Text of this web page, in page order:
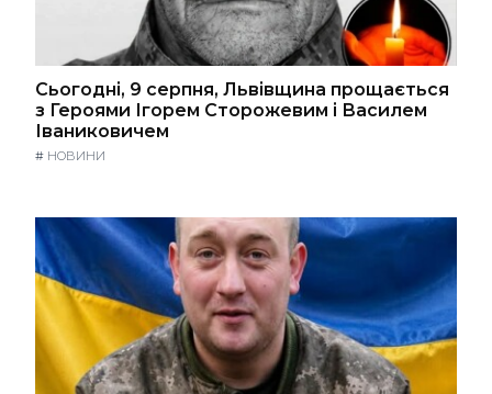
Сьогодні, 9 серпня, Львівщина прощається
з Героями Ігорем Сторожевим і Василем
Іваниковичем
# НОВИНИ